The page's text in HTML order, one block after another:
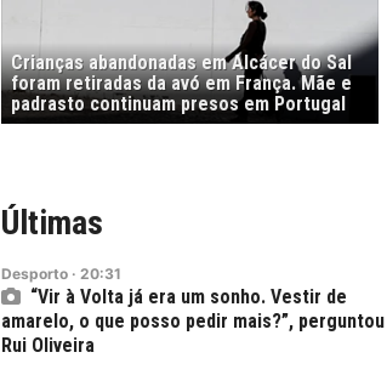
Crianças abandonadas em Alcácer do Sal
foram retiradas da avó em França. Mãe e
padrasto continuam presos em Portugal
Últimas
Desporto · 20:31
“Vir à Volta já era um sonho. Vestir de
amarelo, o que posso pedir mais?”, perguntou
Rui Oliveira